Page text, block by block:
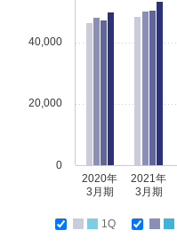
2020年
3月期
2021年
3月期
0
20,000
40,000
1Q